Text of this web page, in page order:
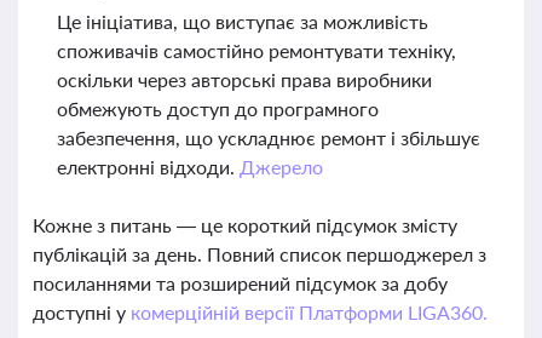
Це ініціатива, що виступає за можливість
споживачів самостійно ремонтувати техніку,
оскільки через авторські права виробники
обмежують доступ до програмного
забезпечення, що ускладнює ремонт і збільшує
електронні відходи. Джерело
Кожне з питань — це короткий підсумок змісту
публікацій за день. Повний список першоджерел з
посиланнями та розширений підсумок за добу
доступні у комерційній версії Платформи LIGA360.